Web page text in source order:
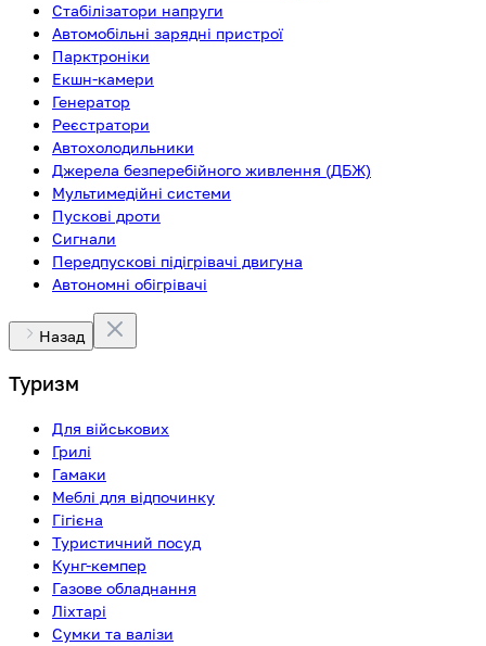
Стабілізатори напруги
Автомобільні зарядні пристрої
Парктроніки
Екшн-камери
Генератор
Реєстратори
Автохолодильники
Джерела безперебійного живлення (ДБЖ)
Мультимедійні системи
Пускові дроти
Сигнали
Передпускові підігрівачі двигуна
Автономні обігрівачі
Назад
Туризм
Для військових
Грилі
Гамаки
Меблі для відпочинку
Гігієна
Туристичний посуд
Кунг-кемпер
Газове обладнання
Ліхтарі
Сумки та валізи